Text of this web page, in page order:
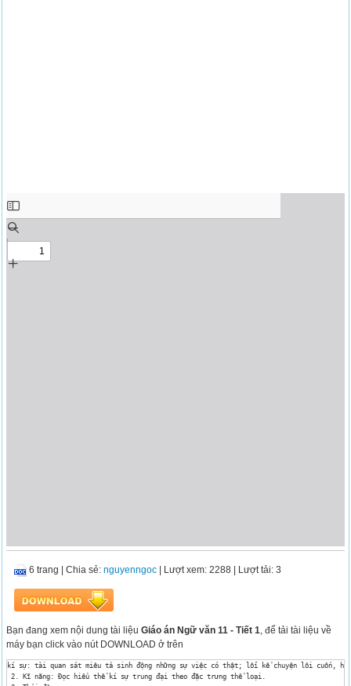
6 trang |Chia sẻ:nguyenngoc | Lượt xem: 2288 | Lượt tải: 3
Bạn đang xem nội dung tài liệuGiáo án Ngữ văn 11 - Tiết 1, để tải tài liệu về
máy bạn click vào nút DOWNLOAD ở trên
kí sự: tài quan sát miêu tả sinh động những sự việc có thật; lối kể chuyện lôi cuốn,
2. Kĩ năng: Đọc hiểu thể kí sự trung đại theo đặc trưng thể loại.